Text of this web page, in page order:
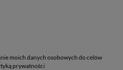
moich danych osobowych do celów
prywatności